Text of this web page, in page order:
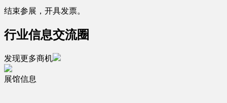
结束参展，开具发票。
行业信息交流圈
发现更多商机
展馆信息